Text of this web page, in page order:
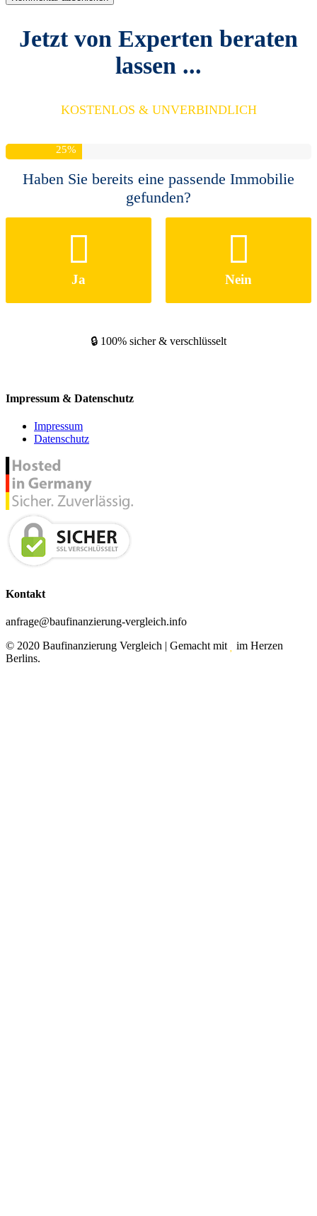
Jetzt von Experten beraten
lassen ...
KOSTENLOS & UNVERBINDLICH
25%
Haben Sie bereits eine passende Immobilie
gefunden?
Ja Nein
🔒 100% sicher & verschlüsselt
Impressum & Datenschutz
Impressum
Datenschutz
Kontakt
anfrage@baufinanzierung-vergleich.info
© 2020 Baufinanzierung Vergleich | Gemacht mit
im Herzen
Berlins.